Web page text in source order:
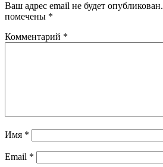
Ваш адрес email не будет опубликован.
помечены *
Комментарий *
Имя *
Email *